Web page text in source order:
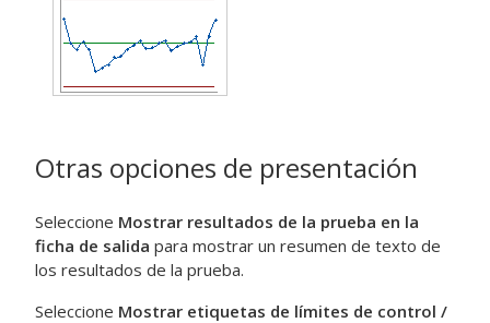
Otras opciones de presentación
Seleccione Mostrar resultados de la prueba en la
ficha de salida para mostrar un resumen de texto de
los resultados de la prueba.
Seleccione Mostrar etiquetas de límites de control /